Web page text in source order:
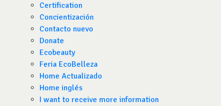
Certification
Concientización
Contacto nuevo
Donate
Ecobeauty
Feria EcoBelleza
Home Actualizado
Home inglés
I want to receive more information